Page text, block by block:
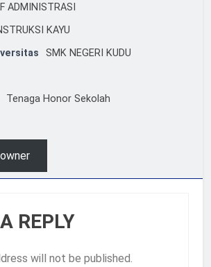
ADMINISTRASI
KAYU
SMK NEGERI KUDU
Tenaga Honor Sekolah
REPLY
will not be published.